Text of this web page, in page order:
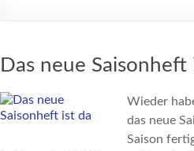
Das neue Saisonheft
Wieder
das neue
Saison